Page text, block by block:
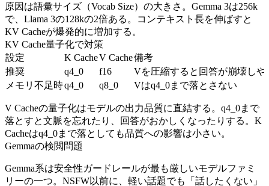
原因は語彙サイズ（Vocab Size）の大きさ。Gemma 3は256k
で、Llama 3の128kの2倍ある。コンテキスト長を伸ばすと
KV Cacheが爆発的に増加する。
KV Cache量子化で対策
設定
K CacheV Cache備考
推奨
q4_0 f16
Vを圧縮すると回答が崩壊しや
メモリ不足時q4_0 q8_0 Vはq4_0まで落とさない
V Cacheの量子化はモデルの出力品質に直結する。q4_0まで
落とすと文脈を忘れたり、回答がおかしくなったりする。K
Cacheはq4_0まで落としても品質への影響は小さい。
Gemmaの検閲問題
Gemma系は安全性ガードレールが最も厳しいモデルファミ
リーの一つ。NSFW以前に、軽い話題でも「話したくない」